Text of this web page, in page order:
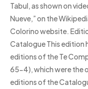
Tabul, as shown on
Nueve,” on the
Colorino website.
Catalogue This edition
editions of the Te
65-4), which were the
editions of the